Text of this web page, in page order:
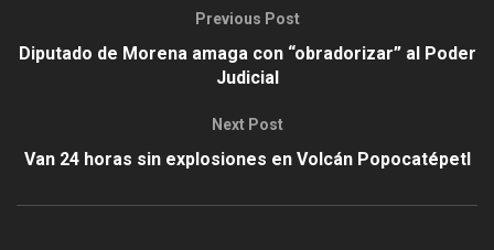
Previous Post
Diputado de Morena amaga con “obradorizar” al Poder
Judicial
Next Post
Van 24 horas sin explosiones en Volcán Popocatépetl